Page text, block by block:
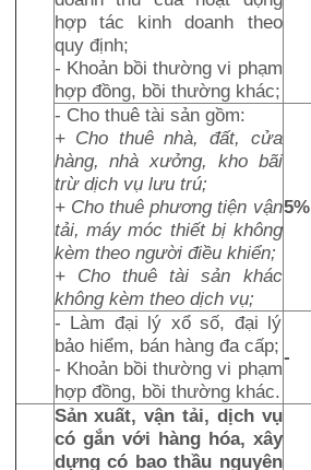
hợp tác kinh doanh theo
quy định;
- Khoản bồi thường vi phạm
hợp đồng, bồi thường khác;
- Cho thuê tài sản gồm:
+ Cho thuê nhà, đất, cửa
hàng, nhà xưởng, kho bãi
trừ dịch vụ lưu trú;
+ Cho thuê phương tiện vận
tải, máy móc thiết bị không
kèm theo người điều khiển;
+ Cho thuê tài sản khác
không kèm theo dịch vụ;
5%
- Làm đại lý xổ số, đại lý
bảo hiểm, bán hàng đa cấp;
- Khoản bồi thường vi phạm
hợp đồng, bồi thường khác.
-
Sản xuất, vận tải, dịch vụ
có gắn với hàng hóa, xây
dựng có bao thầu nguyên